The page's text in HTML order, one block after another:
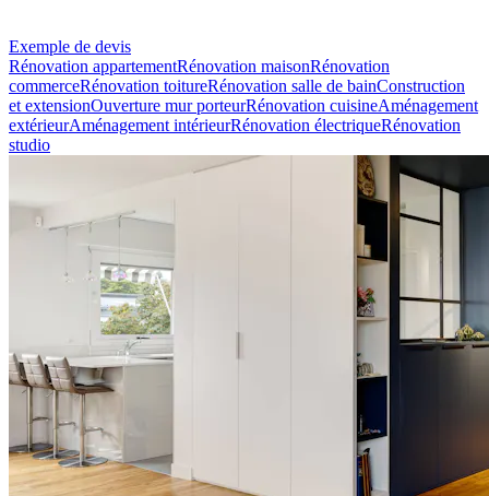
Exemple de devis
Rénovation appartementRénovation maisonRénovation
commerceRénovation toitureRénovation salle de bainConstruction
et extensionOuverture mur porteurRénovation cuisineAménagement
extérieurAménagement intérieurRénovation électriqueRénovation
studio